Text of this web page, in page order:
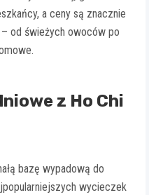
a ceny są znacznie
od świeżych owoców po
z Ho Chi
bazę wypadową do
wycieczek